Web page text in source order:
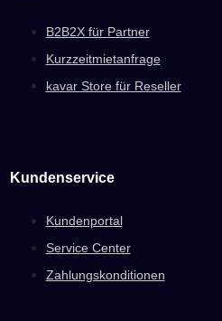
B2B2X für Partner
Kurzzeitmietanfrage
kavar Store für Reseller
Kundenservice
Kundenportal
Service Center
Zahlungskonditionen